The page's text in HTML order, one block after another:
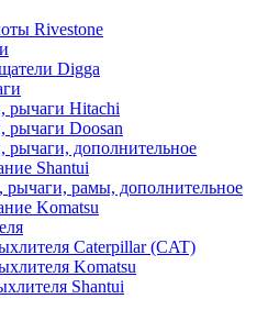
Rivestone
Digga
рычаги Hitachi
рычаги Doosan
рычаги, дополнительное
Shantui
рычаги, рамы, дополнительное
Komatsu
Caterpillar (CAT)
Komatsu
Shantui